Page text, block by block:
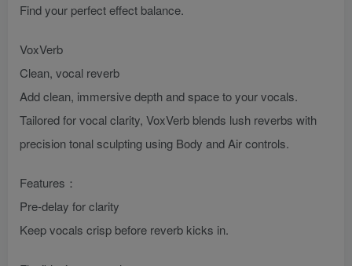
Find your perfect effect balance.
VoxVerb
Clean, vocal reverb
Add clean, immersive depth and space to your vocals.
Tailored for vocal clarity, VoxVerb blends lush reverbs with
precision tonal sculpting using Body and Air controls.
Features：
Pre-delay for clarity
Keep vocals crisp before reverb kicks in.